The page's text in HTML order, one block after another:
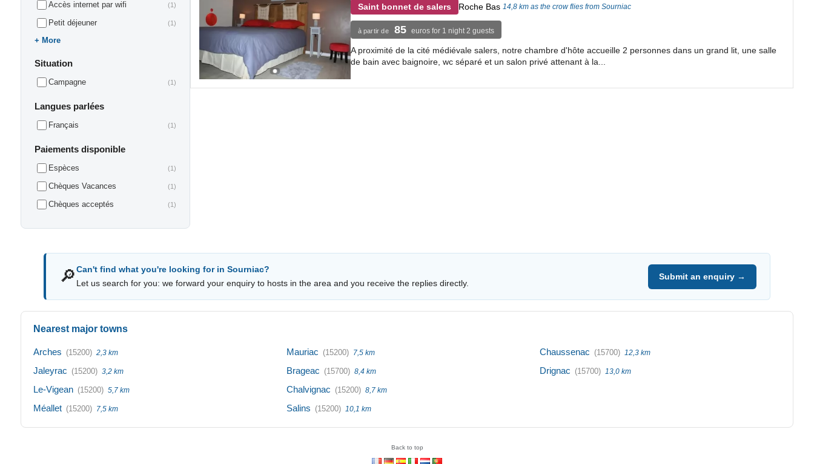
Accès internet par wifi (1)
Petit déjeuner (1)
More
Situation
Campagne (1)
Langues parlées
Français (1)
Paiements disponible
Espèces (1)
Chèques Vacances (1)
Chèques acceptés (1)
Saint bonnet de salers Roche Bas 14,8 km as the crow flies from Sourniac
à partir de 85 euros for 1 night 2 guests
A proximité de la cité médiévale salers, notre chambre d'hôte accueille 2 personnes dans un grand lit, une salle
de bain avec baignoire, wc séparé et un salon privé attenant à la...
🔎Can't find what you're looking for in Sourniac?
Let us search for you: we forward your enquiry to hosts in the area and you receive the replies directly.
Submit an enquiry →
Nearest major towns
Arches (15200) 2,3 km
Jaleyrac (15200) 3,2 km
Le-Vigean (15200) 5,7 km
Méallet (15200) 7,5 km
Mauriac (15200) 7,5 km
Brageac (15700) 8,4 km
Chalvignac (15200) 8,7 km
Salins (15200) 10,1 km
Chaussenac (15700) 12,3 km
Drignac (15700) 13,0 km
Back to top